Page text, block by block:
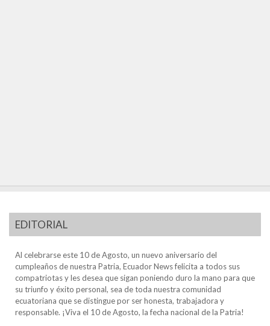
EDITORIAL
Al celebrarse este 10 de Agosto, un nuevo aniversario del
cumpleaños de nuestra Patria, Ecuador News felicita a todos sus
compatriotas y les desea que sigan poniendo duro la mano para que
su triunfo y éxito personal, sea de toda nuestra comunidad
ecuatoriana que se distingue por ser honesta, trabajadora y
responsable. ¡Viva el 10 de Agosto, la fecha nacional de la Patria!